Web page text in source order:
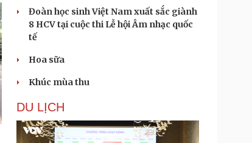
Đoàn học sinh Việt Nam xuất sắc giành
8 HCV tại cuộc thi Lễ hội Âm nhạc quốc
tế
Hoa sữa
Khúc mùa thu
DU LỊCH